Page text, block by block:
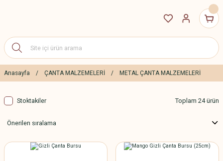
Anasayfa ÇANTA MALZEMELERİ METAL ÇANTA MALZEMELERİ
Stoktakiler Toplam 24 ürün